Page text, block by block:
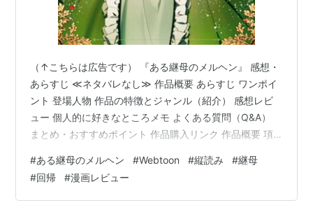
（↑こちらは広告です） 『ある継母のメルヘン』 感想・
あらすじ ≪ネタバレなし≫ 作品概要 あらすじ ワンポイ
ント 登場人物 作品の特徴とジャンル（紹介） 感想レビ
ュー 個人的に好きなところメモ よくある質問（Q&A）
まとめ・おすすめポイント 作品購入リンク 作品概要 項
漫画 ORKA 出版社 KW Books ジャンル 異世界 / ロマンス
/ 継母 / 人間ドラマ / 貴族社会 / 死に戻り 作品形態
Webtoon 女性向け 配信サイト ピッコマ（外部サイト）
#ある継母のメルヘン #Webtoon #縦読み #継母
#回帰 #漫画レビュー